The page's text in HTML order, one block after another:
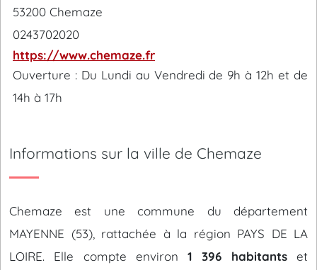
53200 Chemaze
0243702020
https://www.chemaze.fr
Ouverture : Du Lundi au Vendredi de 9h à 12h et de
14h à 17h
Informations sur la ville de Chemaze
Chemaze est une commune du département
MAYENNE (53), rattachée à la région PAYS DE LA
LOIRE. Elle compte environ1 396 habitantset